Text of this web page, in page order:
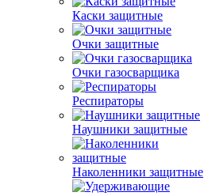
Каски защитные
Очки защитные
Очки газосварщика
Респираторы
Наушники защитные
Наколенники защитные